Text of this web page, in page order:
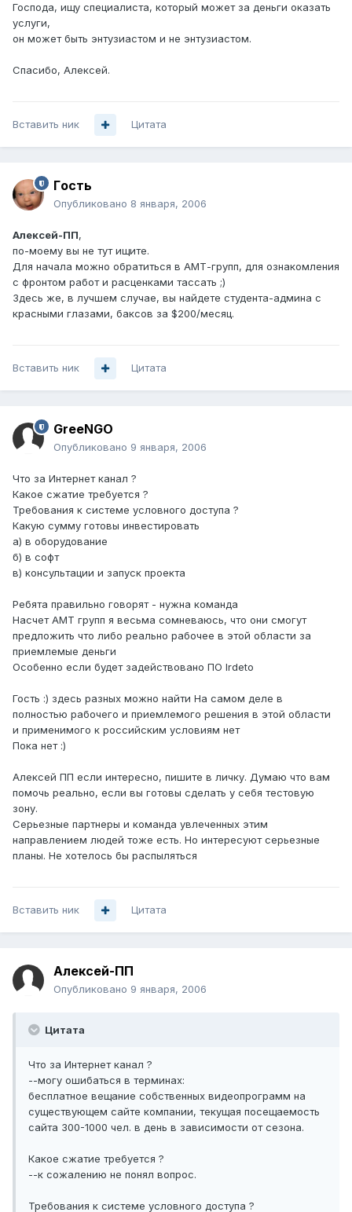
Господа, ищу специалиста, который может за деньги оказать
услуги,
он может быть энтузиастом и не энтузиастом.
Спасибо, Алексей.
Вставить ник Цитата
Гoсть
Опубликовано 8 января, 2006
Алексей-ПП,
по-моему вы не тут ищите.
Для начала можно обратиться в АМТ-групп, для ознакомления
с фронтом работ и расценками тассать ;)
Здесь же, в лучшем случае, вы найдете студента-админа с
красными глазами, баксов за $200/месяц.
Вставить ник Цитата
GreeNGO
Опубликовано 9 января, 2006
Что за Интернет канал ?
Какое сжатие требуется ?
Требования к системе условного доступа ?
Какую сумму готовы инвестировать
а) в оборудование
б) в софт
в) консультации и запуск проекта
Ребята правильно говорят - нужна команда
Насчет АМТ групп я весьма сомневаюсь, что они смогут
предложить что либо реально рабочее в этой области за
приемлемые деньги
Особенно если будет задействовано ПО Irdetо
Гость :) здесь разных можно найти На самом деле в
полностью рабочего и приемлемого решения в этой области
и применимого к российским условиям нет
Пока нет :)
Алексей ПП если интересно, пишите в личку. Думаю что вам
помочь реально, если вы готовы сделать у себя тестовую
зону.
Серьезные партнеры и команда увлеченных этим
направлением людей тоже есть. Но интересуют серьезные
планы. Не хотелось бы распыляться
Вставить ник Цитата
Алексей-ПП
Опубликовано 9 января, 2006
Цитата
Что за Интернет канал ?
--могу ошибаться в терминах:
бесплатное вещание собственных видеопрограмм на
существующем сайте компании, текущая посещаемость
сайта 300-1000 чел. в день в зависимости от сезона.
Какое сжатие требуется ?
--к сожалению не понял вопрос.
Требования к системе условного доступа ?